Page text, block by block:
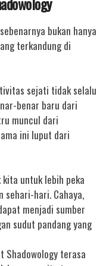
bukan hanya
terkandung di
sejati tidak selalu
benar baru dari
muncul dari
ini luput dari
untuk lebih peka
sehari-hari. Cahaya,
menjadi sumber
sudut pandang yang
Shadowology terasa